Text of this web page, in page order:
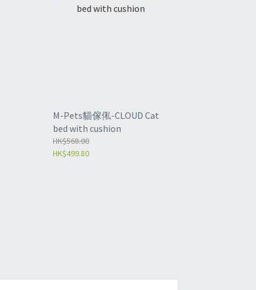
M-Pets貓傢俬-CLOUD Cat
bed with cushion
HK$568.00
HK$499.80